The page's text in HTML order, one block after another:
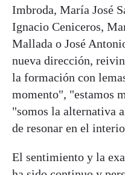
Imbroda, María José
Ignacio Ceniceros,
Mallada o José
nueva dirección,
la formación con
momento", "estamos
"somos la alternativa
de resonar en el
El sentimiento y la